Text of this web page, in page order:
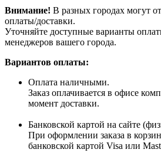
Внимание! В разных городах могут
оплаты/доставки.
Уточняйте доступные варианты
менеджеров вашего города.
Вариантов оплаты:
Оплата наличными.
Заказ оплачивается в офисе
момент доставки.
Банковской картой на сайте
При оформлении заказа в
банковской картой Visa или